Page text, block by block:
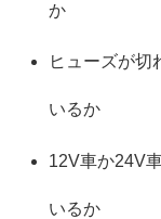
か
ヒューズが切
いるか
12V車か24V
いるか